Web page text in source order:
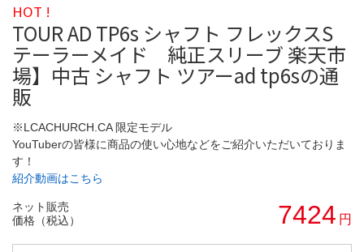
HOT !
TOUR AD TP6s シャフト フレックスS
テーラーメイド 純正スリーブ 楽天市
場】中古 シャフト ツアーad tp6sの通
販
※LCACHURCH.CA 限定モデル
YouTuberの皆様に商品の使い心地などをご紹介いただいておりま
す！
紹介動画はこちら
ネット販売
価格（税込）
7424 円